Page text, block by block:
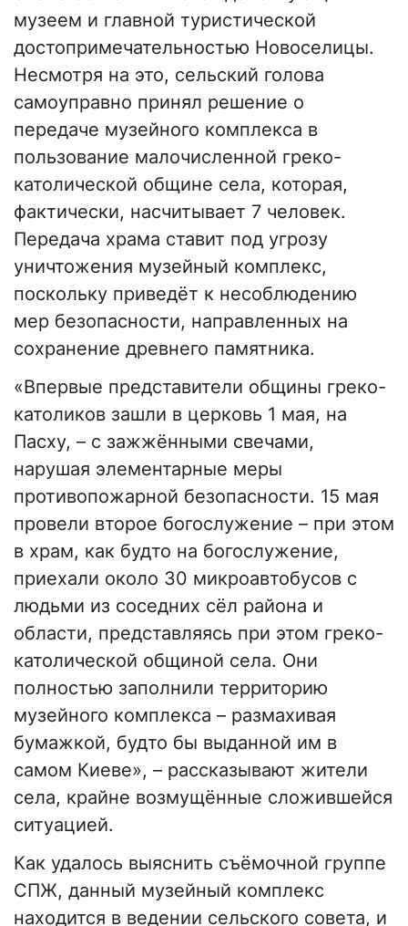
музеем и главной туристической
достопримечательностью Новоселицы.
Несмотря на это, сельский голова
самоуправно принял решение о
передаче музейного комплекса в
пользование малочисленной греко-
католической общине села, которая,
фактически, насчитывает 7 человек.
Передача храма ставит под угрозу
уничтожения музейный комплекс,
поскольку приведёт к несоблюдению
мер безопасности, направленных на
сохранение древнего памятника.
«Впервые представители общины греко-
католиков зашли в церковь 1 мая, на
Пасху, – с зажжёнными свечами,
нарушая элементарные меры
противопожарной безопасности. 15 мая
провели второе богослужение – при этом
в храм, как будто на богослужение,
приехали около 30 микроавтобусов с
людьми из соседних сёл района и
области, представляясь при этом греко-
католической общиной села. Они
полностью заполнили территорию
музейного комплекса – размахивая
бумажкой, будто бы выданной им в
самом Киеве», – рассказывают жители
села, крайне возмущённые сложившейся
ситуацией.
Как удалось выяснить съёмочной группе
СПЖ, данный музейный комплекс
находится в ведении сельского совета, и